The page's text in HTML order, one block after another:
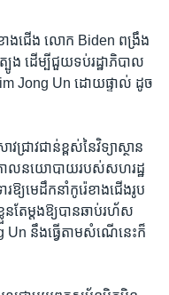
ង​ជើង លោក Biden​ ពង្រឹង
ង ​ដើម្បី​ជួយទប់​រដ្ឋាភិបាល​
Jong Un ដោយផ្ទាល់​ ដូច​
រាវជាន់​ខ្ពស់នៃ​វិទ្យាស្ថាន
ោលនយោបាយ​របស់​សហរដ្ឋ​
ឱ្យ​មេដឹកនាំ​កូរ៉េខាង​ជើងរូប​
នតែម្តង​ឱ្យ​បាន​ឆាប់រហ័ស​
Un នឹង​ធ្វើ​តាម​សំណើ​នេះ​ក៏​